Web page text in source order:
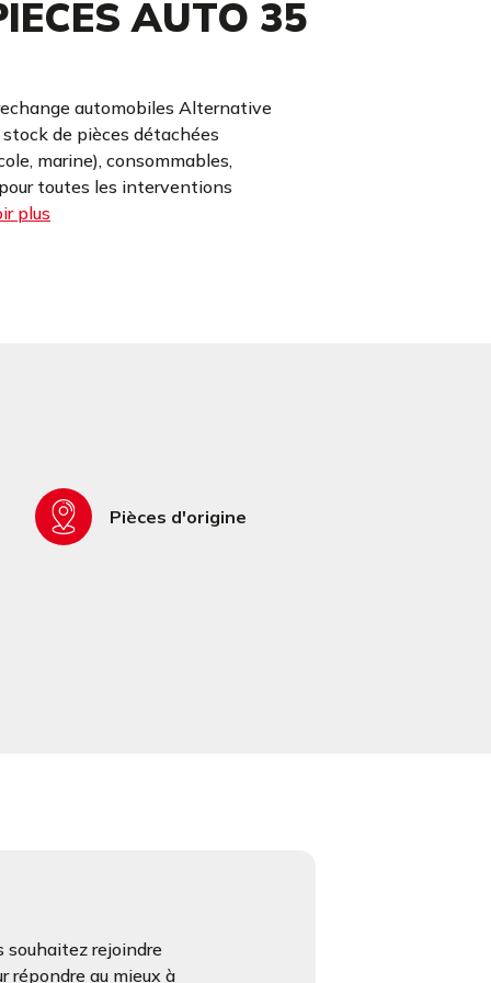
AUTO 35
automobiles Alternative
de pièces détachées
marine), consommables,
toutes les interventions
plus
Pièces d'origine
souhaitez rejoindre
répondre au mieux à